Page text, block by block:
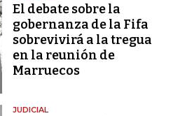
El debate sobre la
gobernanza de la Fifa
sobrevivirá a la tregua
en la reunión de
Marruecos
JUDICIAL